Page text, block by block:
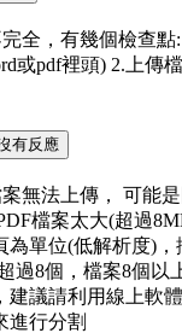
全，有幾個檢查點
或pdf裡頭) 2.上傳
有反應
無法上傳， 可能
檔案太大(超過
為單位(低解析度)
過8個，檔案8個以
建議請利用線上軟
進行分割